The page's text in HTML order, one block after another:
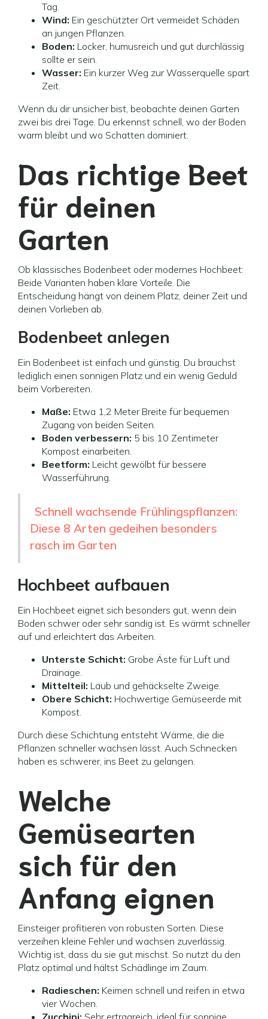
Tag.
Wind: Ein geschützter Ort vermeidet Schäden
an jungen Pflanzen.
Boden: Locker, humusreich und gut durchlässig
sollte er sein.
Wasser: Ein kurzer Weg zur Wasserquelle spart
Zeit.
Wenn du dir unsicher bist, beobachte deinen Garten
zwei bis drei Tage. Du erkennst schnell, wo der Boden
warm bleibt und wo Schatten dominiert.
Das richtige Beet
für deinen
Garten
Ob klassisches Bodenbeet oder modernes Hochbeet:
Beide Varianten haben klare Vorteile. Die
Entscheidung hängt von deinem Platz, deiner Zeit und
deinen Vorlieben ab.
Bodenbeet anlegen
Ein Bodenbeet ist einfach und günstig. Du brauchst
lediglich einen sonnigen Platz und ein wenig Geduld
beim Vorbereiten.
Maße: Etwa 1,2 Meter Breite für bequemen
Zugang von beiden Seiten.
Boden verbessern: 5 bis 10 Zentimeter
Kompost einarbeiten.
Beetform: Leicht gewölbt für bessere
Wasserführung.
Schnell wachsende Frühlingspflanzen:
Diese 8 Arten gedeihen besonders
rasch im Garten
Hochbeet aufbauen
Ein Hochbeet eignet sich besonders gut, wenn dein
Boden schwer oder sehr sandig ist. Es wärmt schneller
auf und erleichtert das Arbeiten.
Unterste Schicht: Grobe Äste für Luft und
Drainage.
Mittelteil: Laub und gehäckselte Zweige.
Obere Schicht: Hochwertige Gemüseerde mit
Kompost.
Durch diese Schichtung entsteht Wärme, die die
Pflanzen schneller wachsen lässt. Auch Schnecken
haben es schwerer, ins Beet zu gelangen.
Welche
Gemüsearten
sich für den
Anfang eignen
Einsteiger profitieren von robusten Sorten. Diese
verzeihen kleine Fehler und wachsen zuverlässig.
Wichtig ist, dass du sie gut mischst. So nutzt du den
Platz optimal und hältst Schädlinge im Zaum.
Radieschen: Keimen schnell und reifen in etwa
vier Wochen.
Zucchini: Sehr ertragreich, ideal für sonnige